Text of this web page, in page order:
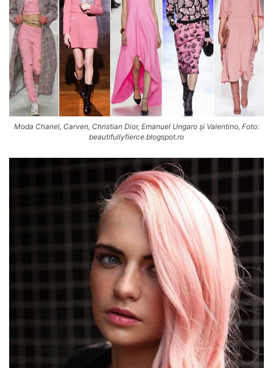
Moda Chanel, Carven, Christian Dior, Emanuel Ungaro și Valentino, Foto:
beautifullyfierce.blogspot.ro